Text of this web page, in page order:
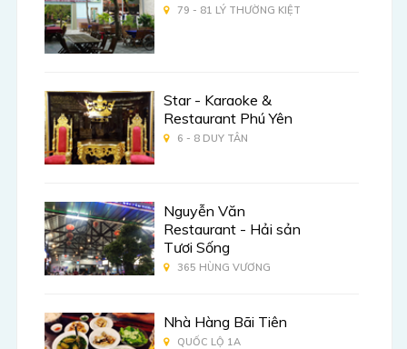
79 - 81 LÝ THƯỜNG KIỆT
Star - Karaoke &
Restaurant Phú Yên
6 - 8 DUY TÂN
Nguyễn Văn
Restaurant - Hải sản
Tươi Sống
365 HÙNG VƯƠNG
Nhà Hàng Bãi Tiên
QUỐC LỘ 1A